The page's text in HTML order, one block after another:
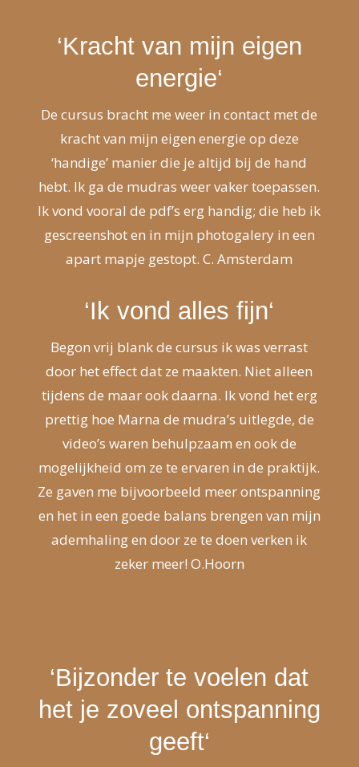
‘Kracht van mijn eigen
energie‘
De cursus bracht me weer in contact met de
kracht van mijn eigen energie op deze
‘handige’ manier die je altijd bij de hand
hebt. Ik ga de mudras weer vaker toepassen.
Ik vond vooral de pdf’s erg handig; die heb ik
gescreenshot en in mijn photogalery in een
apart mapje gestopt. C. Amsterdam
‘Ik vond alles fijn‘
Begon vrij blank de cursus ik was verrast
door het effect dat ze maakten. Niet alleen
tijdens de maar ook daarna. Ik vond het erg
prettig hoe Marna de mudra’s uitlegde, de
video’s waren behulpzaam en ook de
mogelijkheid om ze te ervaren in de praktijk.
Ze gaven me bijvoorbeeld meer ontspanning
en het in een goede balans brengen van mijn
ademhaling en door ze te doen verken ik
zeker meer! O.Hoorn
‘Bijzonder te voelen dat
het je zoveel ontspanning
geeft‘